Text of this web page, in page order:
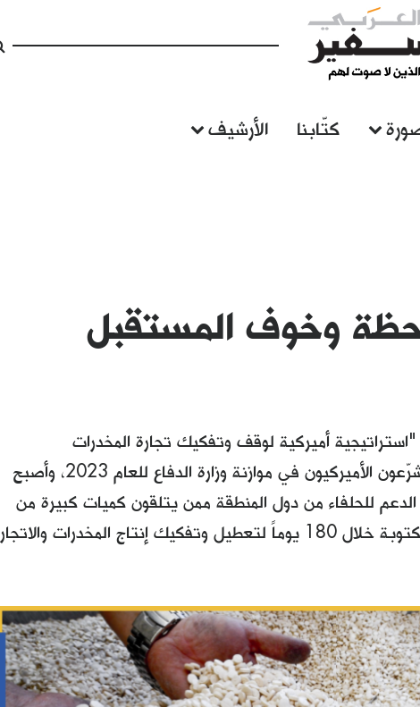
كتّابنا الأرشيف
وخوف المستقبل
مشروع قانون "استراتيجية أميركية لوقف وتفكيك تجارة المخدرات
والكبتاجون في سوريا". وقد دمجه المُشرّعون اﻷميركيون في موازنة وزارة الدفاع للعام 2023، وأصبح
للحلفاء من دول المنطقة ممن يتلقون كميات كبيرة من
الكبتاجون، ويطلب وضع استراتيجية مكتوبة خلال 180 يوماً لتعطيل وتفكيك إنتاج المخدرات والاتجار